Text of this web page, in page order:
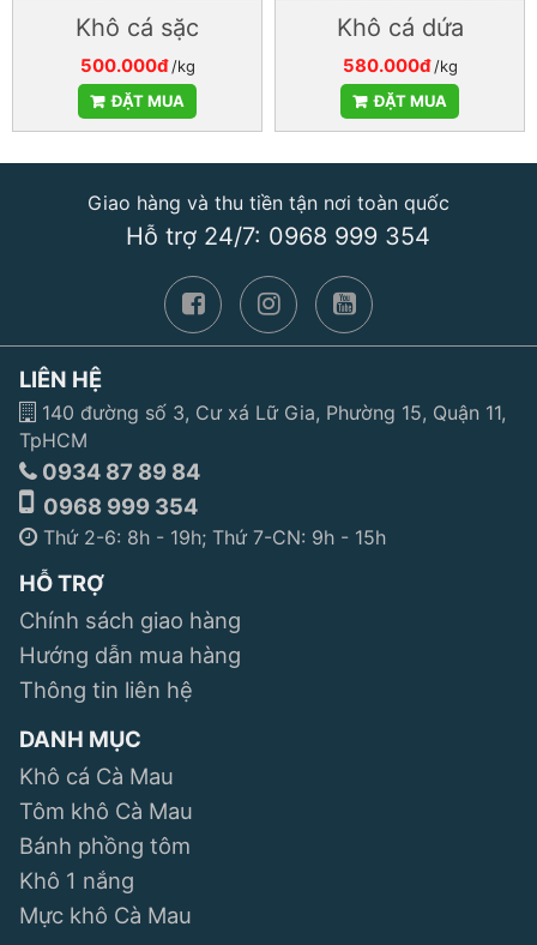
Khô cá sặc
500.000đ /kg
ĐẶT MUA
Khô cá dứa
580.000đ /kg
ĐẶT MUA
Giao hàng và thu tiền tận nơi toàn quốc
Hỗ trợ 24/7: 0968 999 354
LIÊN HỆ
140 đường số 3, Cư xá Lữ Gia, Phường 15, Quận 11,
TpHCM
0934 87 89 84
0968 999 354
Thứ 2-6: 8h - 19h; Thứ 7-CN: 9h - 15h
HỖ TRỢ
Chính sách giao hàng
Hướng dẫn mua hàng
Thông tin liên hệ
DANH MỤC
Khô cá Cà Mau
Tôm khô Cà Mau
Bánh phồng tôm
Khô 1 nắng
Mực khô Cà Mau